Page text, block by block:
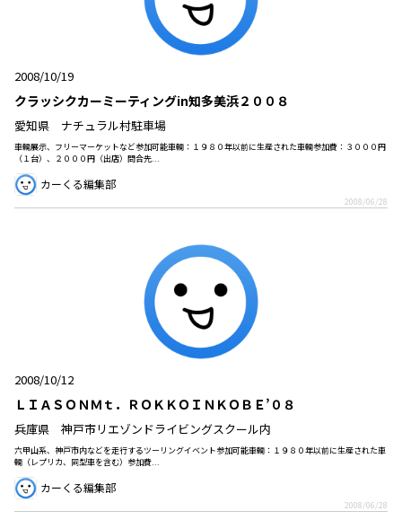
2008/10/19
クラッシクカーミーティングin知多美浜２００８
愛知県 ナチュラル村駐車場
車輌展示、フリーマーケットなど参加可能車輌：１９８０年以前に生産された車輌参加費：３０００円
（１台）、２０００円（出店）問合先...
カーくる編集部
2008/06/28
2008/10/12
ＬＩＡＳＯＮＭｔ．ＲＯＫＫＯＩＮＫＯＢＥ’０８
兵庫県 神戸市リエゾンドライビングスクール内
六甲山系、神戸市内などを走行するツーリングイベント参加可能車輌：１９８０年以前に生産された車
輌（レプリカ、同型車を含む）参加費...
カーくる編集部
2008/06/28